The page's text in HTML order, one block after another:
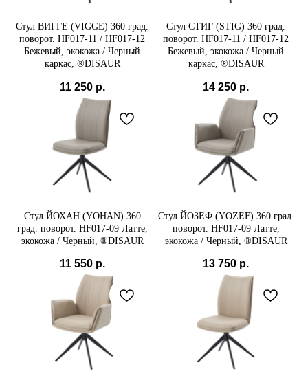
Стул ВИГГЕ (VIGGE) 360 град.
поворот. HF017-11 / HF017-12
Бежевый, экокожа / Черный
каркас, ®DISAUR
11 250 р.
Стул СТИГ (STIG) 360 град.
поворот. HF017-11 / HF017-12
Бежевый, экокожа / Черный
каркас, ®DISAUR
14 250 р.
Стул ЙОХАН (YOHAN) 360
град. поворот. HF017-09 Латте,
экокожа / Черный, ®DISAUR
11 550 р.
Стул ЙОЗЕФ (YOZEF) 360 град.
поворот. HF017-09 Латте,
экокожа / Черный, ®DISAUR
13 750 р.